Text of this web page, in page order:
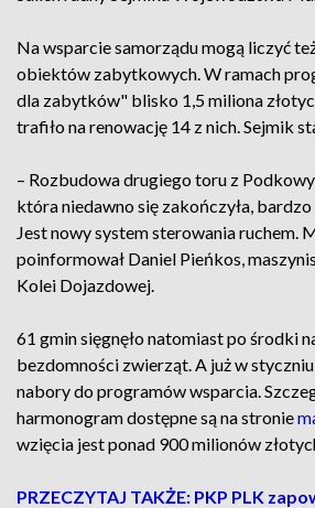
Na wsparcie samorządu mogą liczyć
obiektów zabytkowych. W ramach
dla zabytków" blisko 1,5 miliona
trafiło na renowację 14 z nich. Sejmik
– Rozbudowa drugiego toru z
która niedawno się zakończyła, bardzo
Jest nowy system sterowania ruchem.
poinformował Daniel Pieńkos,
Kolei Dojazdowej.
61 gmin sięgnęło natomiast po środki
bezdomności zwierząt. A już w
nabory do programów wsparcia.
harmonogram dostępne są na stronie
wzięcia jest ponad 900 milionów
PRZECZYTAJ TAKŻE: PKP PLK